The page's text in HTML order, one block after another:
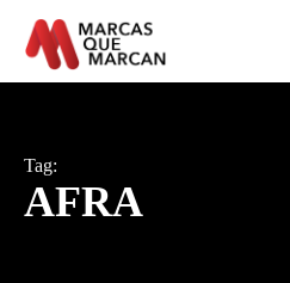
Tag:
AFRA